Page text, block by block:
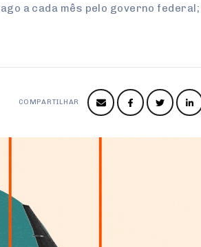
a cada mês pelo governo
COMPARTILHAR